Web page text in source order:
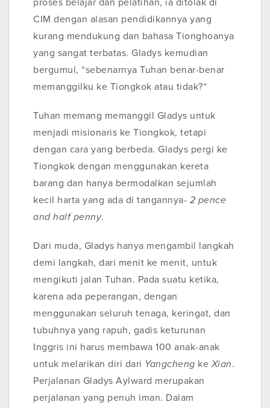
proses belajar dan pelatihan, ia ditolak di
CIM dengan alasan pendidikannya yang
kurang mendukung dan bahasa Tionghoanya
yang sangat terbatas. Gladys kemudian
bergumul, “sebenarnya Tuhan benar-benar
memanggilku ke Tiongkok atau tidak?“
Tuhan memang memanggil Gladys untuk
menjadi misionaris ke Tiongkok, tetapi
dengan cara yang berbeda. Gladys pergi ke
Tiongkok dengan menggunakan kereta
barang dan hanya bermodalkan sejumlah
kecil harta yang ada di tangannya- 2 pence
and half penny.
Dari muda, Gladys hanya mengambil langkah
demi langkah, dari menit ke menit, untuk
mengikuti jalan Tuhan. Pada suatu ketika,
karena ada peperangan, dengan
menggunakan seluruh tenaga, keringat, dan
tubuhnya yang rapuh, gadis keturunan
Inggris ini harus membawa 100 anak-anak
untuk melarikan diri dari Yangcheng keXian.
Perjalanan Gladys Aylward merupakan
perjalanan yang penuh iman. Dalam